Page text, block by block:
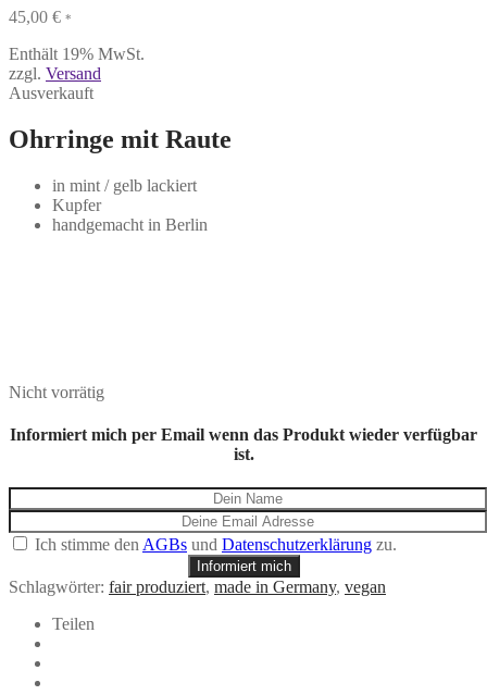
45,00 € *
Enthält 19% MwSt.
zzgl. Versand
Ausverkauft
Ohrringe mit Raute
in mint / gelb lackiert
Kupfer
handgemacht in Berlin
Nicht vorrätig
Informiert mich per Email wenn das Produkt wieder verfügbar
ist.
Ich stimme den AGBs und Datenschutzerklärung zu.
Informiert mich
Schlagwörter: fair produziert, made in Germany, vegan
Teilen